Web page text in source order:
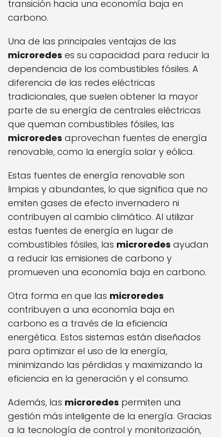
transición hacia una economía baja en
carbono.
Una de las principales ventajas de las
microredes es su capacidad para reducir la
dependencia de los combustibles fósiles. A
diferencia de las redes eléctricas
tradicionales, que suelen obtener la mayor
parte de su energía de centrales eléctricas
que queman combustibles fósiles, las
microredes aprovechan fuentes de energía
renovable, como la energía solar y eólica.
Estas fuentes de energía renovable son
limpias y abundantes, lo que significa que no
emiten gases de efecto invernadero ni
contribuyen al cambio climático. Al utilizar
estas fuentes de energía en lugar de
combustibles fósiles, las microredes ayudan
a reducir las emisiones de carbono y
promueven una economía baja en carbono.
Otra forma en que las microredes
contribuyen a una economía baja en
carbono es a través de la eficiencia
energética. Estos sistemas están diseñados
para optimizar el uso de la energía,
minimizando las pérdidas y maximizando la
eficiencia en la generación y el consumo.
Además, las microredes permiten una
gestión más inteligente de la energía. Gracias
a la tecnología de control y monitorización,